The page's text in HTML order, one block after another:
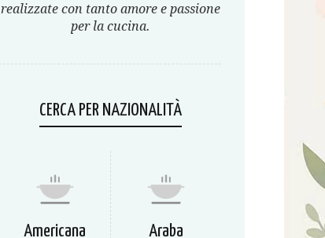
realizzate con tanto amore e passione
per la cucina.
CERCA PER NAZIONALITÀ
Americana Araba